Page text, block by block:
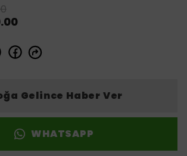
Gelince Haber Ver
WHATSAPP